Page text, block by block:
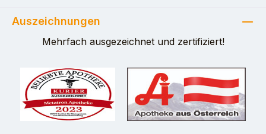
Auszeichnungen
Mehrfach ausgezeichnet und zertifiziert!